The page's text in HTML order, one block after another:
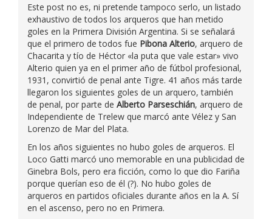
Este post no es, ni pretende tampoco serlo, un listado
exhaustivo de todos los arqueros que han metido
goles en la Primera División Argentina. Si se señalará
que el primero de todos fue Pibona Alterio, arquero de
Chacarita y tío de Héctor «la puta que vale estar» vivo
Alterio quien ya en el primer año de fútbol profesional,
1931, convirtió de penal ante Tigre. 41 años más tarde
llegaron los siguientes goles de un arquero, también
de penal, por parte de Alberto Parseschián, arquero de
Independiente de Trelew que marcó ante Vélez y San
Lorenzo de Mar del Plata.
En los años siguientes no hubo goles de arqueros. El
Loco Gatti marcó uno memorable en una publicidad de
Ginebra Bols, pero era ficción, como lo que dio Fariña
porque querían eso de él (?). No hubo goles de
arqueros en partidos oficiales durante años en la A. Sí
en el ascenso, pero no en Primera.